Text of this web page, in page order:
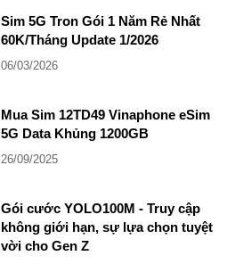
Sim 5G Tron Gói 1 Năm Rẻ Nhất
60K/Tháng Update 1/2026
06/03/2026
Mua Sim 12TD49 Vinaphone eSim
5G Data Khủng 1200GB
26/09/2025
Gói cước YOLO100M - Truy cập
không giới hạn, sự lựa chọn tuyệt
vời cho Gen Z